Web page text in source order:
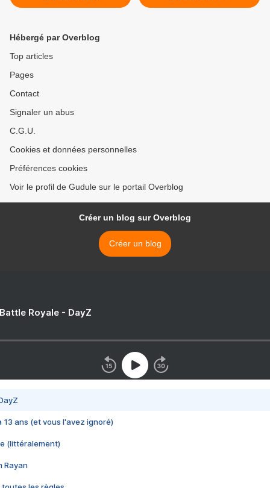
Hébergé par Overblog
Top articles
Pages
Contact
Signaler un abus
C.G.U.
Cookies et données personnelles
Préférences cookies
Voir le profil de Gudule sur le portail Overblog
Créer un blog sur Overblog
Créer un blog
Royale - DayZ
13 ans (et vous l'avez ignoré)
(littéralement)
Rayan